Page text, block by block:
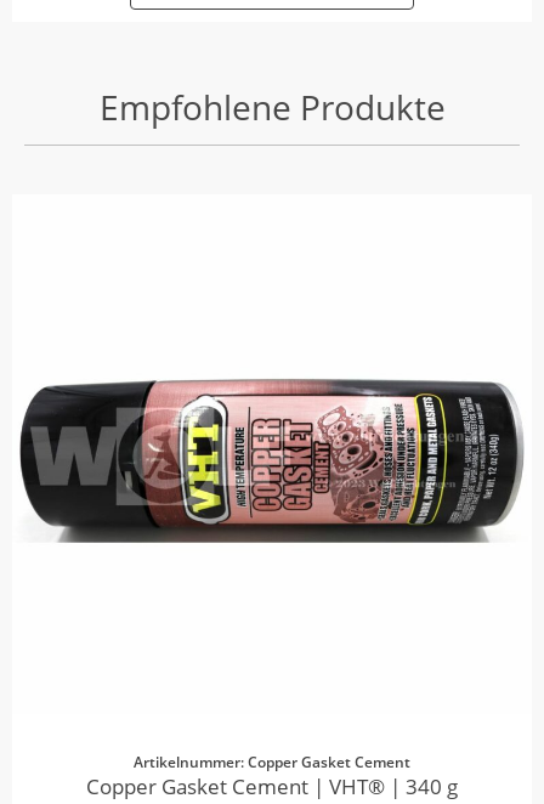
Empfohlene Produkte
Artikelnummer: Copper Gasket Cement
Copper Gasket Cement | VHT® | 340 g